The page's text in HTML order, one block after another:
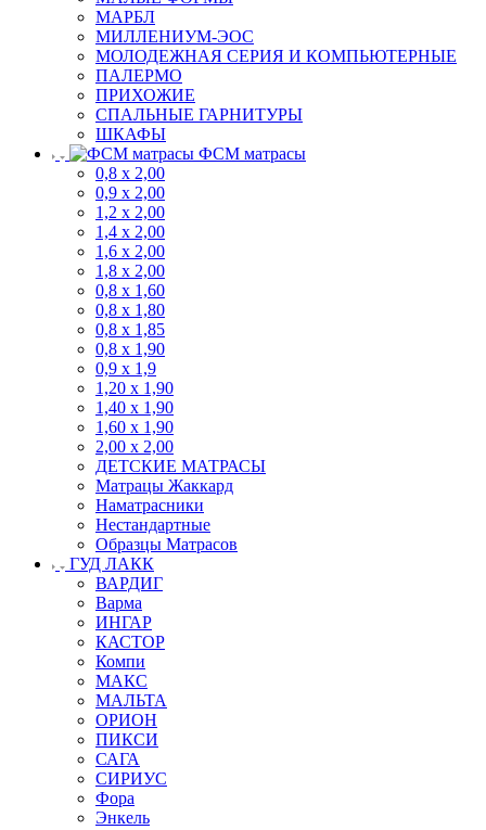
МАРБЛ
МИЛЛЕНИУМ-ЭОС
МОЛОДЕЖНАЯ СЕРИЯ И КОМПЬЮТЕРНЫЕ
ПАЛЕРМО
ПРИХОЖИЕ
СПАЛЬНЫЕ ГАРНИТУРЫ
ШКАФЫ
ФСМ матрасы
0,8 х 2,00
0,9 х 2,00
1,2 х 2,00
1,4 х 2,00
1,6 х 2,00
1,8 х 2,00
0,8 х 1,60
0,8 х 1,80
0,8 х 1,85
0,8 х 1,90
0,9 х 1,9
1,20 х 1,90
1,40 х 1,90
1,60 х 1,90
2,00 х 2,00
ДЕТСКИЕ МАТРАСЫ
Матрацы Жаккард
Наматрасники
Нестандартные
Образцы Матрасов
ГУД ЛАКК
ВАРДИГ
Варма
ИНГАР
КАСТОР
Компи
МАКС
МАЛЬТА
ОРИОН
ПИКСИ
САГА
СИРИУС
Фора
Энкель